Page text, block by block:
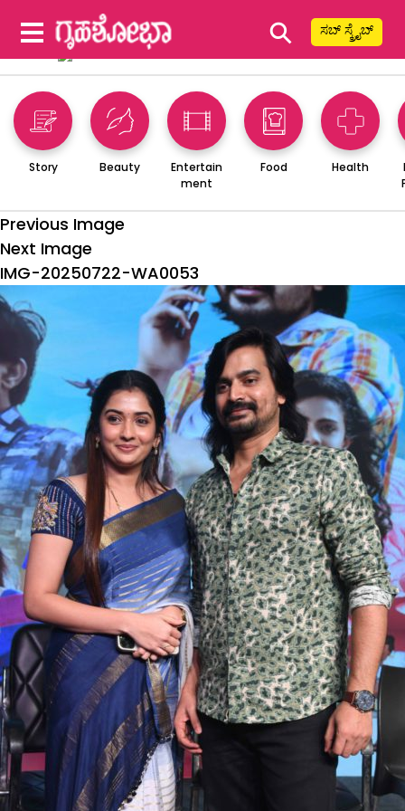
⚲ ಸಬ್ ಸ್ಕ್ರೈಬ್
Story Beauty
Entertain
ment
Food Health
Previous Image
Next Image
IMG-20250722-WA0053